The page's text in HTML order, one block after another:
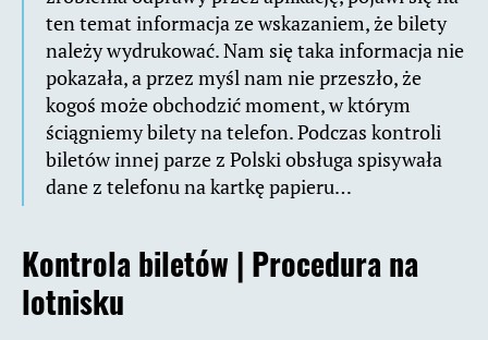
ten temat informacja ze wskazaniem, że bilety
należy wydrukować. Nam się taka informacja nie
pokazała, a przez myśl nam nie przeszło, że
kogoś może obchodzić moment, w którym
ściągniemy bilety na telefon. Podczas kontroli
biletów innej parze z Polski obsługa spisywała
dane z telefonu na kartkę papieru…
Kontrola biletów | Procedura na
lotnisku